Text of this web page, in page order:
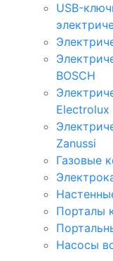
USB-
BOSCH
Electrolux
Zanussi
Газовые
Порталы
Насосы